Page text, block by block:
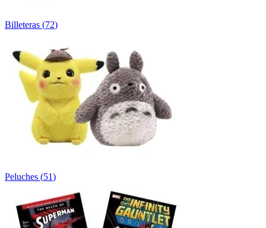
Billeteras (72)
Peluches (51)